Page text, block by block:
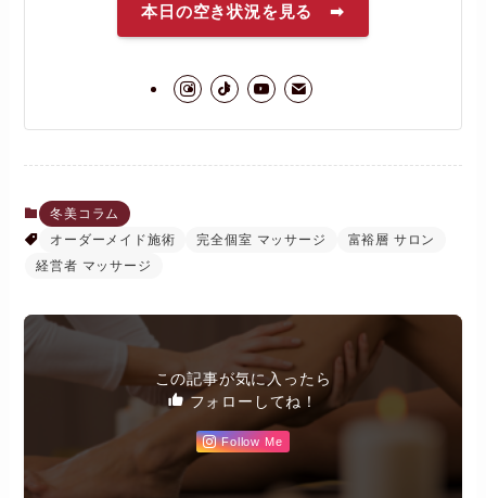
本日の空き状況を見る ➡
冬美コラム
オーダーメイド施術
完全個室 マッサージ
富裕層 サロン
経営者 マッサージ
この記事が気に入ったら
フォローしてね！
Follow Me